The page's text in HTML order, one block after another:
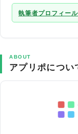
執筆者プロフィー
ABOUT
アプリポについ